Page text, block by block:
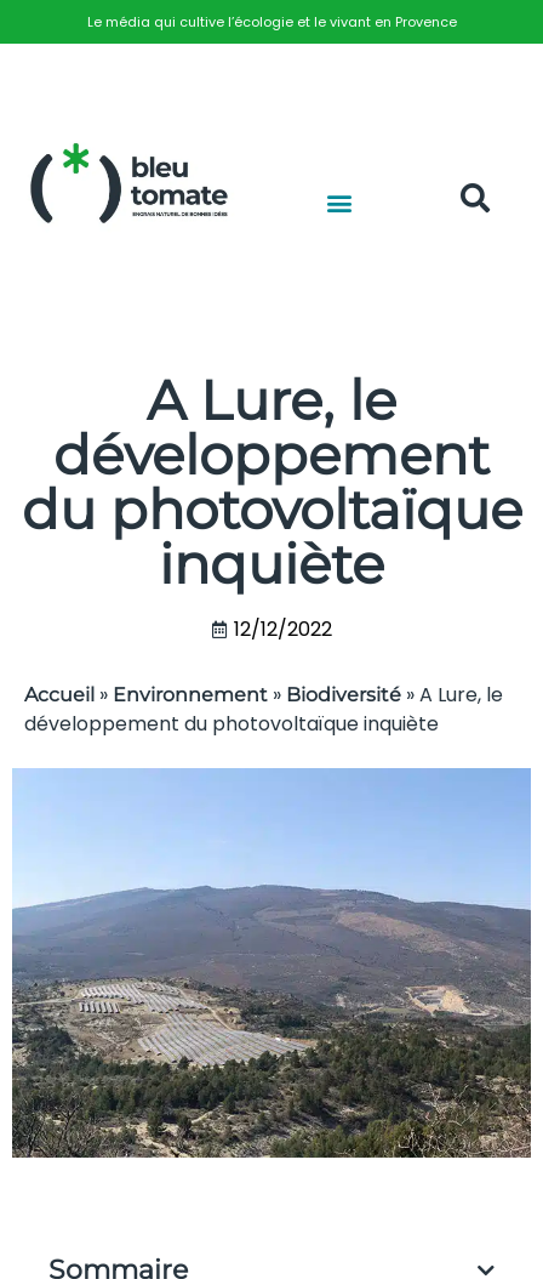
Le média qui cultive l’écologie et le vivant en Provence
A Lure, le
développement
du photovoltaïque
inquiète
12/12/2022
Accueil » Environnement » Biodiversité »A Lure, le
développement du photovoltaïque inquiète
Sommaire